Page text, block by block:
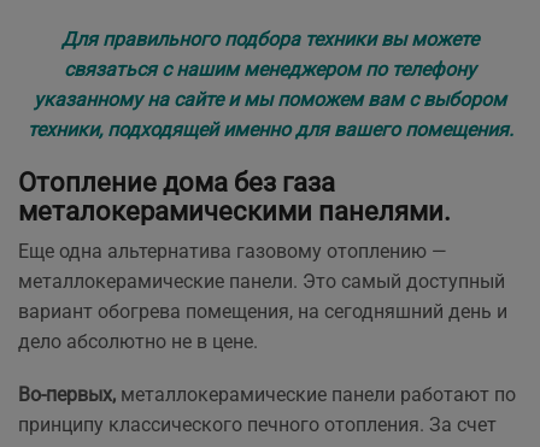
Для правильного подбора техники вы можете
связаться с нашим менеджером по телефону
указанному на сайте и мы поможем вам с выбором
техники, подходящей именно для вашего помещения.
Отопление дома без газа
металокерамическими панелями.
Еще одна альтернатива газовому отоплению —
металлокерамические панели. Это самый доступный
вариант обогрева помещения, на сегодняшний день и
дело абсолютно не в цене.
Во-первых, металлокерамические панели работают по
принципу классического печного отопления. За счет